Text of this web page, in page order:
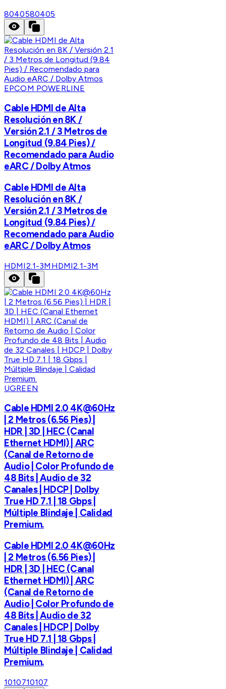
8040580405
EPCOM POWERLINE
Cable HDMI de Alta
Resolución en 8K /
Versión 2.1 / 3 Metros de
Longitud (9.84 Pies) /
Recomendado para Audio
eARC / Dolby Atmos
Cable HDMI de Alta
Resolución en 8K /
Versión 2.1 / 3 Metros de
Longitud (9.84 Pies) /
Recomendado para Audio
eARC / Dolby Atmos
HDMI2.1-3M HDMI2.1-3M
UGREEN
Cable HDMI 2.0 4K@60Hz
| 2 Metros (6.56 Pies) |
HDR | 3D | HEC (Canal
Ethernet HDMI) | ARC
(Canal de Retorno de
Audio | Color Profundo de
48 Bits | Audio de 32
Canales | HDCP | Dolby
True HD 7.1 | 18 Gbps |
Múltiple Blindaje | Calidad
Premium.
Cable HDMI 2.0 4K@60Hz
| 2 Metros (6.56 Pies) |
HDR | 3D | HEC (Canal
Ethernet HDMI) | ARC
(Canal de Retorno de
Audio | Color Profundo de
48 Bits | Audio de 32
Canales | HDCP | Dolby
True HD 7.1 | 18 Gbps |
Múltiple Blindaje | Calidad
Premium.
1010710107